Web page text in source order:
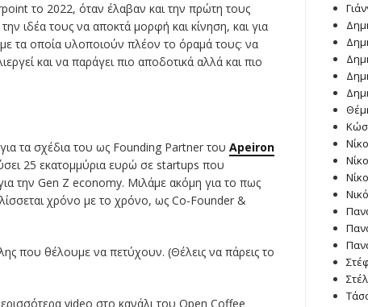
το 2022, όταν έλαβαν και την πρώτη τους
ιδέα τους να αποκτά μορφή και κίνηση, και για
τα οποία υλοποιούν πλέον το όραμά τους: να
και να παράγει πιο αποδοτικά αλλά και πιο
για τα σχέδια του ως Founding Partner του Apeiron
25 εκατομμύρια ευρώ σε startups που
την Gen Z economy. Μιλάμε ακόμη για το πως
χρόνο με το χρόνο, ως Co-Founder &
που θέλουμε να πετύχουν. (Θέλεις να πάρεις το
video στο κανάλι του Open Coffee